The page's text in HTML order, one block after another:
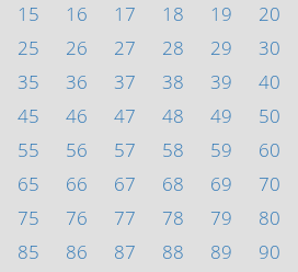
15 16 17 18 19
20
25 26 27 28 29
30
35 36 37 38 39
40
45 46 47 48 49
50
55 56 57 58 59
60
65 66 67 68 69
70
75 76 77 78 79
80
85 86 87 88 89
90